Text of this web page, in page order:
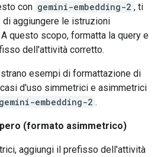
con gemini-embedding-2 , ti
aggiungere le istruzioni
questo scopo, formatta la query e
dell'attività corretto.
esempi di formattazione di
d'uso simmetrici e asimmetrici
gemini-embedding-2 .
(formato asimmetrico)
aggiungi il prefisso dell'attività